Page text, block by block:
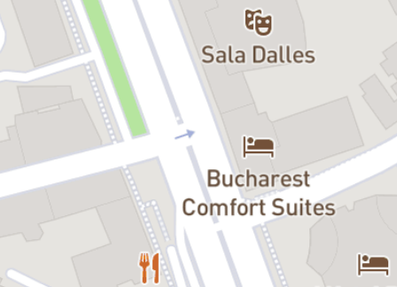
ale actorului.”
Ion Caramitru